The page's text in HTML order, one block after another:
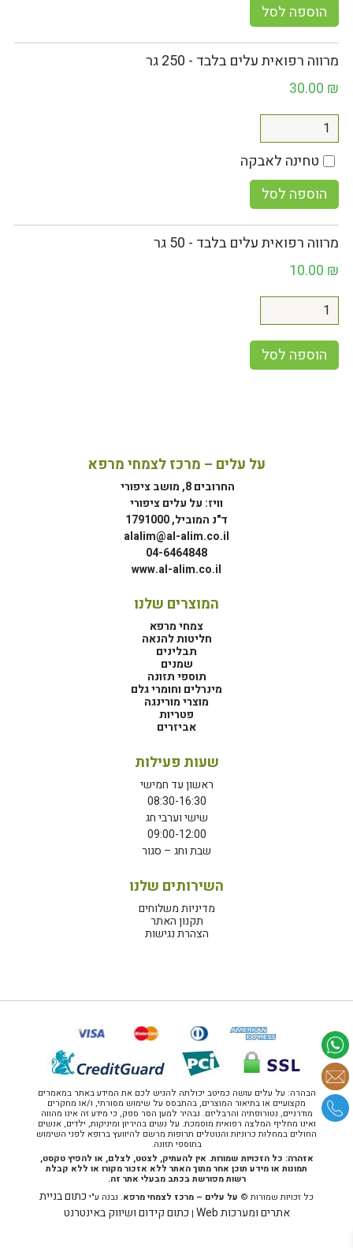
הוספה לסל
מרווה רפואית עלים בלבד - 250 גר
30.00 ₪
טחינה לאבקה
הוספה לסל
מרווה רפואית עלים בלבד - 50 גר
10.00 ₪
הוספה לסל
על עלים – מרכז לצמחי מרפא
החרובים 8, מושב ציפורי
וויז: על עלים ציפורי
ד"נ המוביל, 1791000
alalim@al-alim.co.il
04-6464848
www.al-alim.co.il
המוצרים שלנו
צמחי מרפא
חליטות להנאה
תבלינים
שמנים
תוספי תזונה
מינרלים וחומרי גלם
מוצרי מורינגה
פטריות
אביזרים
שעות פעילות
ראשון עד חמישי
08:30-16:30
שישי וערבי חג
09:00-12:00
שבת וחג – סגור
השירותים שלנו
מדיניות משלוחים
תקנון האתר
הצהרת נגישות
הבהרה: על עלים עושה כמיטב יכולתה להגיש לכם את המידע באתר במאמרים
מקצועיים או בתיאור המוצרים, בהתבסס על שימוש מסורתי, ו/או מחקרים
מודרניים, נטורופתיה והרבליזם. נבהיר למען הסר ספק, כי מידע זה אינו מהווה
ואינו מחליף המלצה רפואית מוסמכת. על נשים בהיריון ומיניקות, ילדים, אנשים
החולים במחלות כרוניות והנוטלים תרופות מרשם להיוועץ ברופא לפני השימוש
בתוספי תזונה.
אזהרה: כל הזכויות שמורות. אין להעתיק, לצטט, לצלם, או להפיץ טקסט,
תמונות או מידע תוכן אחר מתוך האתר ללא אזכור מקורו או ללא קבלת
רשות מפורשת בכתב מבעלי אתר זה.
כל זכויות שמורות © על עלים – מרכז לצמחי מרפא. נבנה ע"יכתום בניית
אתרים ומערכות Web
| כתום קידום ושיווק באינטרנט